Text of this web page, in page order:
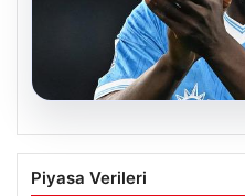
08.08.2026
Fenerbahçe,
bitiriyor!
Piyasa Verileri